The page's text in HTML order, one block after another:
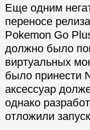
Еще одним
переносе
Pokemon Go
должно было
виртуальных
было принести
аксессуар
однако
отложили